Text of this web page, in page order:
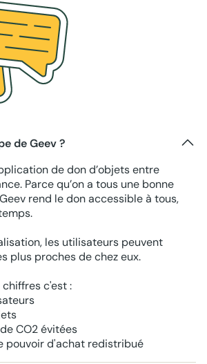
de Geev ?
de don d’objets entre
Parce qu’on a tous une bonne
rend le don accessible à tous,
les utilisateurs peuvent
plus proches de chez eux.
c'est :
CO2 évitées
pouvoir d'achat redistribué